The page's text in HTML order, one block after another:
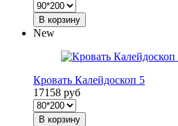
В корзину
New
Кровать Калейдоскоп 5
17158 руб
В корзину